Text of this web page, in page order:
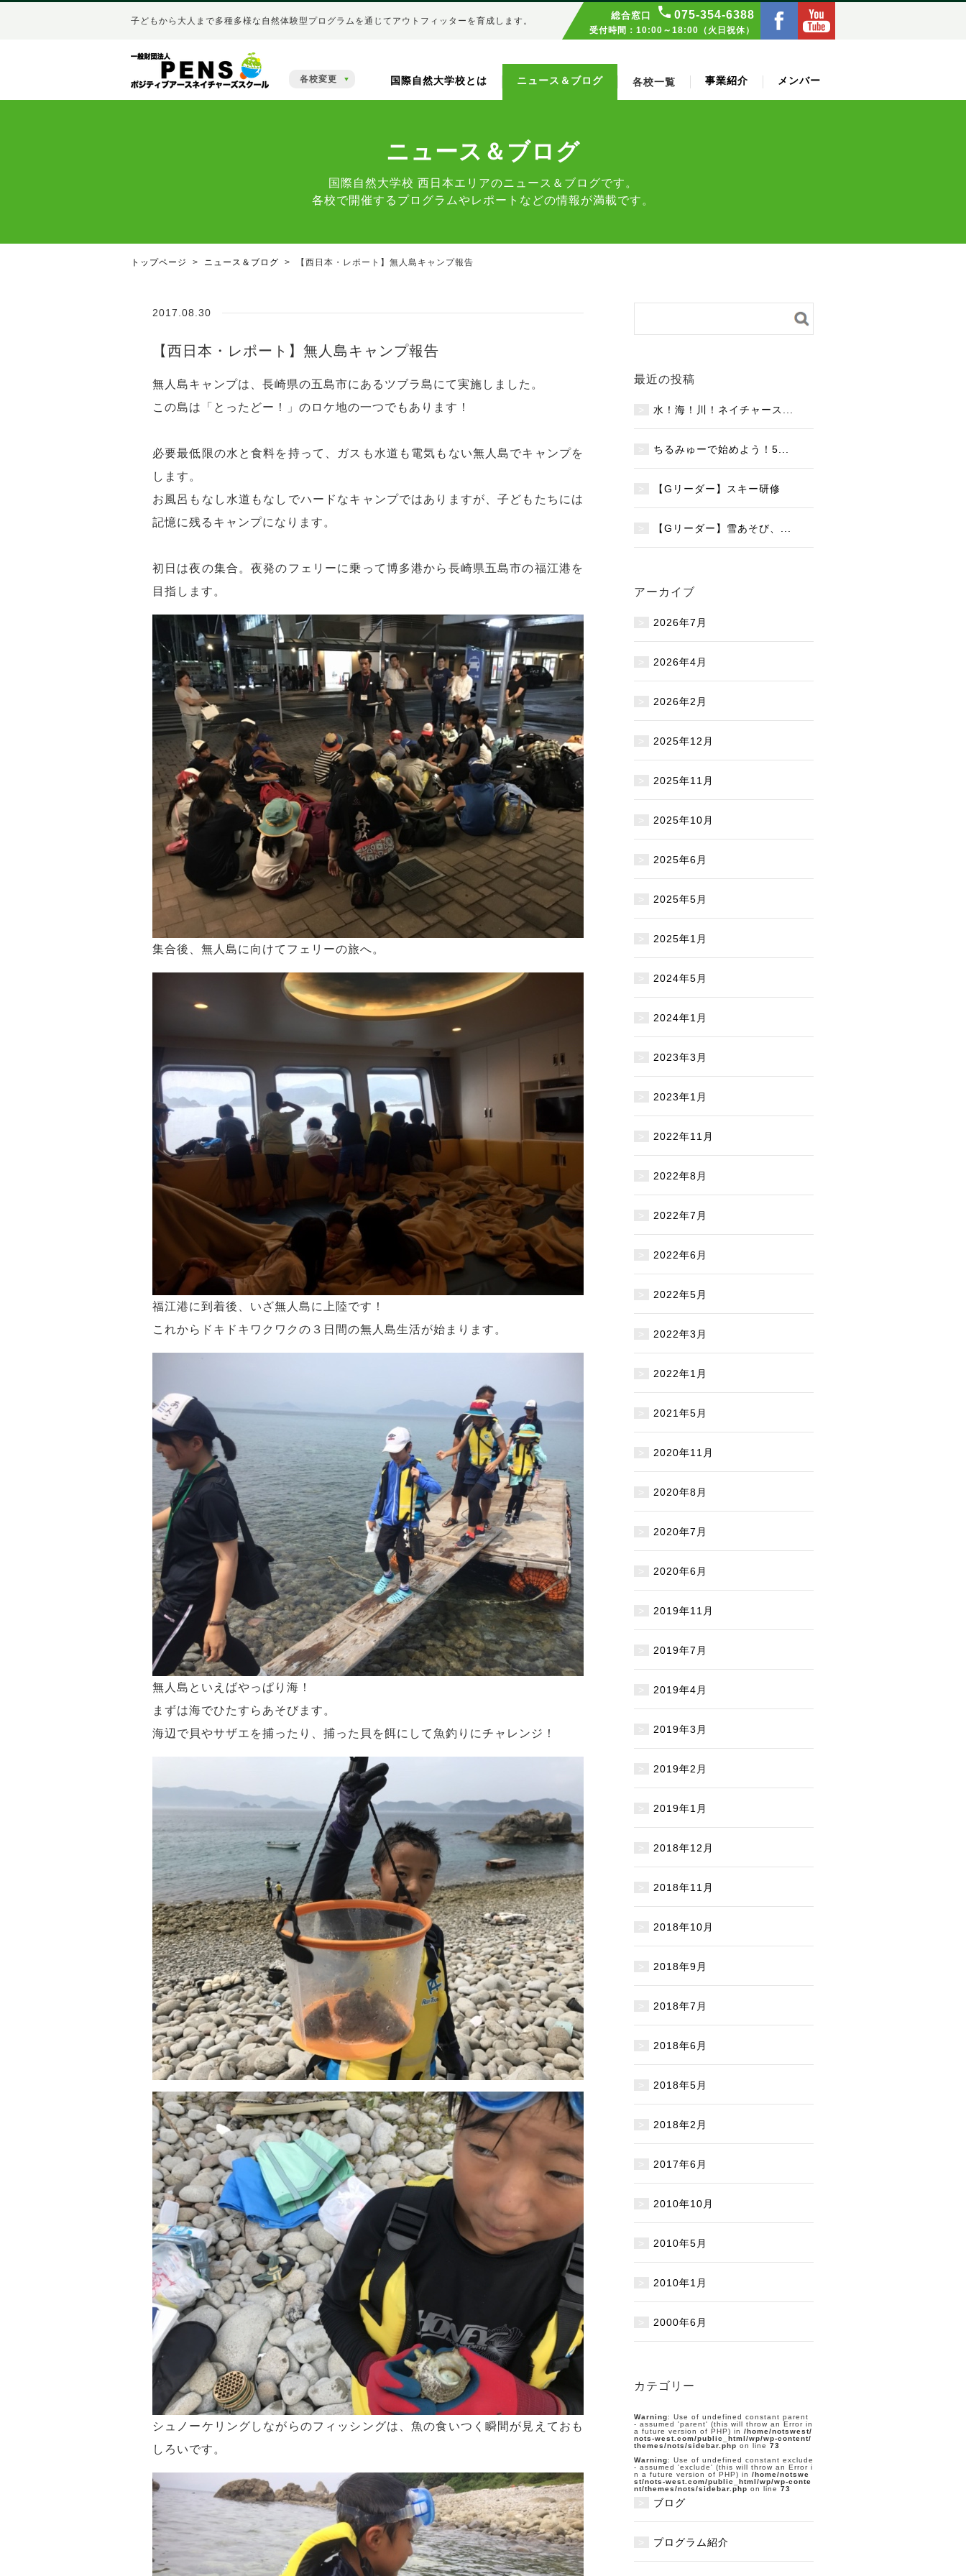
子どもから大人まで多種多様な自然体験型プログラムを通じてアウトフィッターを育成します。 総合窓口 075‑354‑6388
受付時間：10:00～18:00（火日祝休）
各校変更 国際自然大学校とは ニュース＆ブログ 各校一覧 事業紹介 メンバー
ニュース＆ブログ
国際自然大学校 西日本エリアのニュース＆ブログです。
各校で開催するプログラムやレポートなどの情報が満載です。
トップページ ニュース＆ブログ 【西日本・レポート】無人島キャンプ報告
2017.08.30
【西日本・レポート】無人島キャンプ報告
無人島キャンプは、長崎県の五島市にあるツブラ島にて実施しました。
この島は「とったどー！」のロケ地の一つでもあります！
必要最低限の水と食料を持って、ガスも水道も電気もない無人島でキャンプを
します。
お風呂もなし水道もなしでハードなキャンプではありますが、子どもたちには
記憶に残るキャンプになります。
初日は夜の集合。夜発のフェリーに乗って博多港から長崎県五島市の福江港を
目指します。
集合後、無人島に向けてフェリーの旅へ。
福江港に到着後、いざ無人島に上陸です！
これからドキドキワクワクの３日間の無人島生活が始まります。
無人島といえばやっぱり海！
まずは海でひたすらあそびます。
海辺で貝やサザエを捕ったり、捕った貝を餌にして魚釣りにチャレンジ！
シュノーケリングしながらのフィッシングは、魚の食いつく瞬間が見えておも
しろいです。
最近の投稿
水！海！川！ネイチャース...
ちるみゅーで始めよう！5...
【Gリーダー】スキー研修
【Gリーダー】雪あそび、...
アーカイブ
2026年7月
2026年4月
2026年2月
2025年12月
2025年11月
2025年10月
2025年6月
2025年5月
2025年1月
2024年5月
2024年1月
2023年3月
2023年1月
2022年11月
2022年8月
2022年7月
2022年6月
2022年5月
2022年3月
2022年1月
2021年5月
2020年11月
2020年8月
2020年7月
2020年6月
2019年11月
2019年7月
2019年4月
2019年3月
2019年2月
2019年1月
2018年12月
2018年11月
2018年10月
2018年9月
2018年7月
2018年6月
2018年5月
2018年2月
2017年6月
2010年10月
2010年5月
2010年1月
2000年6月
カテゴリー
Warning: Use of undefined constant parent
- assumed 'parent' (this will throw an Error in
a future version of PHP) in /home/notswest/
nots-west.com/public_html/wp/wp-content/
themes/nots/sidebar.php on line 73
Warning: Use of undefined constant exclude
- assumed 'exclude' (this will throw an Error i
n a future version of PHP) in /home/notswe
st/nots-west.com/public_html/wp/wp-conte
nt/themes/nots/sidebar.php on line 73
ブログ
プログラム紹介